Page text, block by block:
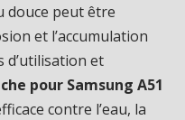
douce peut être
et l’accumulation
d’utilisation et
pour Samsung A51
contre l’eau, la